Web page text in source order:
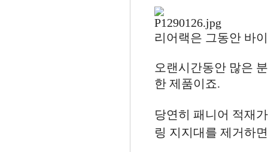
리어랙은 그동안 바
오랜시간동안 많은
한 제품이죠.
당연히 패니어 적재
링 지지대를 제거하